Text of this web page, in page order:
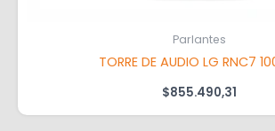
Parlantes
TORRE DE AUDIO LG RNC7
$855.490,31